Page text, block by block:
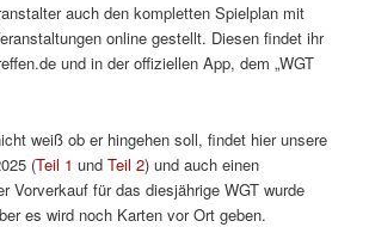
auch den kompletten Spielplan mit
online gestellt. Diesen findet ihr
und in der offiziellen App, dem „WGT
weiß ob er hingehen soll, findet hier unsere
(Teil 1 undTeil 2) und auch einen
Vorverkauf für das diesjährige WGT wurde
es wird noch Karten vor Ort geben.